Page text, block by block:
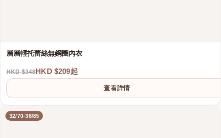
層層輕托蕾絲無鋼圈內衣
HKD $348HKD $209起
查看詳情
32/70-38/85